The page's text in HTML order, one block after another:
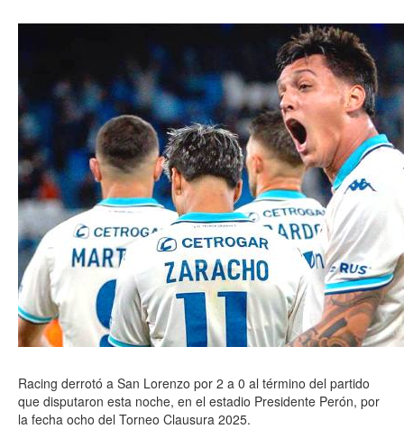
Racing derrotó a San Lorenzo por 2 a 0 al término del partido
que disputaron esta noche, en el estadio Presidente Perón, por
la fecha ocho del Torneo Clausura 2025.